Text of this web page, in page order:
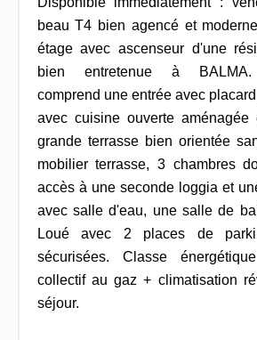
beau T4 bien agencé et
étage avec ascenseur d'une
bien entretenue à BALMA.
comprend une entrée avec
avec cuisine ouverte
grande terrasse bien orientée
mobilier terrasse, 3 chambres
accès à une seconde loggia et
avec salle d'eau, une salle de
Loué avec 2 places de
sécurisées. Classe
collectif au gaz + climatisation
séjour.